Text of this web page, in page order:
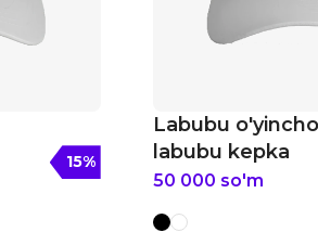
15%
Labubu
labubu kepka
50 000 so'm